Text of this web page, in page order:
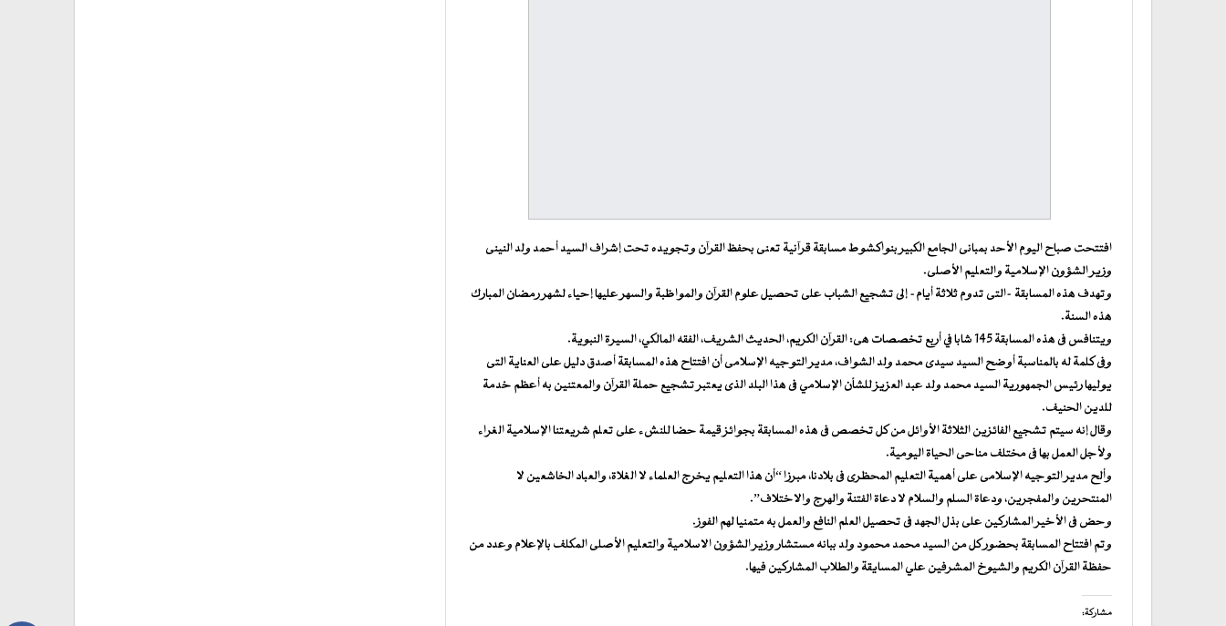
افتتحت صباح اليوم الأحد بمبانى الجامع الكبير بنواكشوط مسابقة قرآنية تعنى بحفظ القرآن وتجويده تحت إشراف السيد أحمد ولد النينى
وزير الشؤون الإسلامية والتعليم الأصلى.
وتهدف هذه المسابقة -التى تدوم ثلاثة أيام- إلى تشجيع الشباب على تحصيل علوم القرآن والمواظبة والسهر عليها إحياء لشهر رمضان المبارك
هذه السنة.
ويتنافس فى هذه المسابقة 145 شابا في أربع تخصصات هى: القرآن الكريم، الحديث الشريف، الفقه المالكي، السيرة النبوية.
وفى كلمة له بالمناسبة أوضح السيد سيدى محمد ولد الشواف، مدير التوجيه الإسلامى أن افتتاح هذه المسابقة أصدق دليل على العناية التى
يوليها رئيس الجمهورية السيد محمد ولد عبد العزيز للشأن الإسلامي فى هذا البلد الذى يعتبر تشجيع حملة القرآن والمعتنين به أعظم خدمة
للدين الحنيف.
وقال إنه سيتم تشجيع الفائزين الثلاثة الأوائل من كل تخصص فى هذه المسابقة بجوائز قيمة حضا للنشء على تعلم شريعتنا الإسلامية الغراء
ولأجل العمل بها فى مختلف مناحى الحياة اليومية.
وألح مدير التوجيه الإسلامى على أهمية التعليم المحظرى فى بلادنا، مبرزا “أن هذا التعليم يخرج العلماء لا الغلاة، والعباد الخاشعين لا
المنتحرين والمفجرين، ودعاة السلم والسلام لا دعاة الفتنة والهرج والاختلاف”.
وحض فى الأخير المشاركين على بذل الجهد فى تحصيل العلم النافع والعمل به متمنيا لهم الفوز.
وتم افتتاح المسابقة بحضور كل من السيد محمد محمود ولد ببانه مستشار وزير الشؤون الاسلامية والتعليم الأصلى المكلف بالإعلام وعدد من
حفظة القرآن الكريم والشيوخ المشرفين علي المسايقة والطلاب المشاركين فيها.
مشاركة: